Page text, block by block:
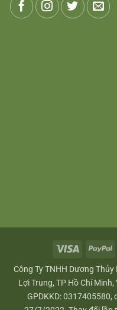
Visa
Công Ty TNHH Dương
Lợi Trung, TP Hồ Chí
GPDKKD: 0317405580,